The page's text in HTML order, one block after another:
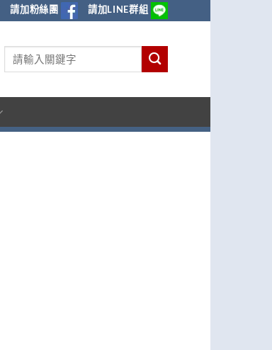
請加粉絲團 請加LINE群組